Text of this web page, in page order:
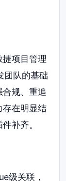
捷项目管理
团队的基础
规、重追
存在明显结
补齐。
级关联，